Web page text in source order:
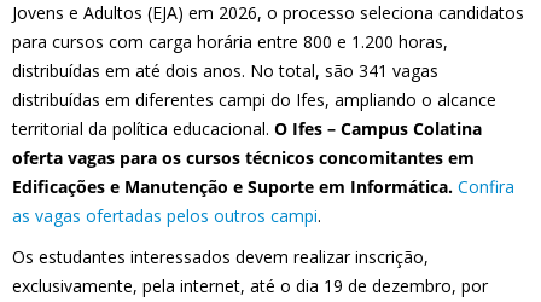
Jovens e Adultos (EJA) em 2026, o processo seleciona candidatos
para cursos com carga horária entre 800 e 1.200 horas,
distribuídas em até dois anos. No total, são 341 vagas
distribuídas em diferentes campi do Ifes, ampliando o alcance
territorial da política educacional. O Ifes – Campus Colatina
oferta vagas para os cursos técnicos concomitantes em
Edificações e Manutenção e Suporte em Informática. Confira
as vagas ofertadas pelos outros campi.
Os estudantes interessados devem realizar inscrição,
exclusivamente, pela internet, até o dia 19 de dezembro, por